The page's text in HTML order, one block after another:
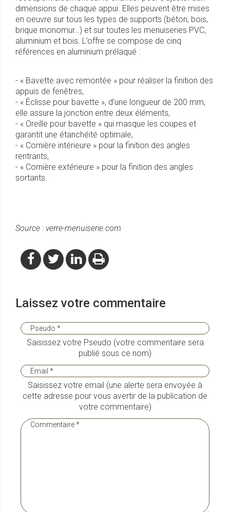
dimensions de chaque appui. Elles peuvent être mises
en oeuvre sur tous les types de supports (béton, bois,
brique monomur…) et sur toutes les menuiseries PVC,
aluminium et bois. L’offre se compose de cinq
références en aluminium prélaqué :
- « Bavette avec remontée » pour réaliser la finition des
appuis de fenêtres,
- « Éclisse pour bavette », d’une longueur de 200 mm,
elle assure la jonction entre deux éléments,
- « Oreille pour bavette » qui masque les coupes et
garantit une étanchéité optimale,
- « Cornière intérieure » pour la finition des angles
rentrants,
- « Cornière extérieure » pour la finition des angles
sortants.
Source : verre-menuiserie.com
Laissez votre commentaire
Saisissez votre Pseudo (votre commentaire sera
publié sous ce nom)
Saisissez votre email (une alerte sera envoyée à
cette adresse pour vous avertir de la publication de
votre commentaire)